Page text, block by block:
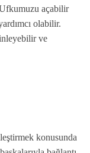
açabilir
olabilir.
ve
konusunda